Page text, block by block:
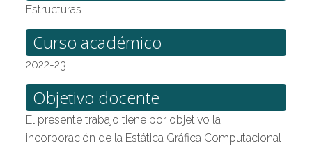
Estructuras
Curso académico
2022-23
Objetivo docente
El presente trabajo tiene por objetivo la
incorporación de la Estática Gráfica Computacional